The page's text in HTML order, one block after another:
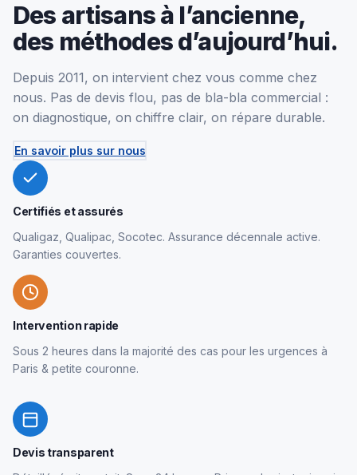
Des artisans à l’ancienne,
des méthodes d’aujourd’hui.
Depuis 2011, on intervient chez vous comme chez
nous. Pas de devis flou, pas de bla-bla commercial :
on diagnostique, on chiffre clair, on répare durable.
En savoir plus sur nous
Certifiés et assurés
Qualigaz, Qualipac, Socotec. Assurance décennale active.
Garanties couvertes.
Intervention rapide
Sous 2 heures dans la majorité des cas pour les urgences à
Paris & petite couronne.
Devis transparent